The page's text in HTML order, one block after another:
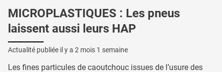
MICROPLASTIQUES : Les pneus
laissent aussi leurs HAP
Actualité publiée il y a 2 mois 1 semaine
Les fines particules de caoutchouc issues de l’usure des